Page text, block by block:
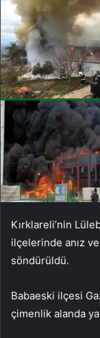
Kırklareli’nin
ilçelerinde anız
söndürüldü.
Babaeski ilçesi
çimenlik alanda